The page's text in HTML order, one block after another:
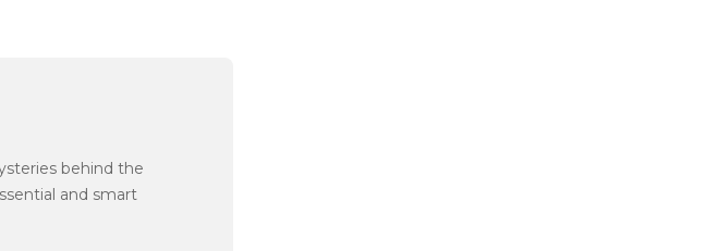
behind the
and smart